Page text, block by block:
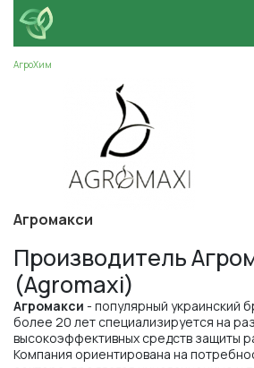
АгроХим
Агромакси
Производитель
(Agromaxi)
Агромакси - популярный украинский
более 20 лет специализируется на
высокоэффективных средств защиты
Компания ориентирована на